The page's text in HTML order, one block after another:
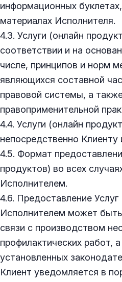
информационных
материалах Исполнителя.
4.3. Услуги (онлайн
соответствии и на
числе, принципов и норм
являющихся составной
правовой системы, а
правоприменительной
4.4. Услуги (онлайн
непосредственно Клиенту
4.5. Формат
продуктов) во всех
Исполнителем.
4.6. Предоставление
Исполнителем может
связи с производством
профилактических работ,
установленных
Клиент уведомляется в